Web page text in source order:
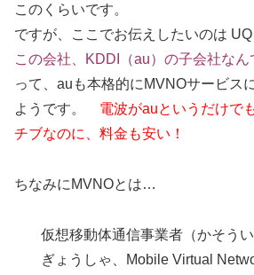
このくらいです。
ですが、ここでお伝えしたいのは
この会社、KDDI（au）の子会社なん
って、auも本格的にMVNOサービス
ようです。 電波がauというだけで
チブなのに、料金も安い！
ちなみにMVNOとは…
仮想移動体通信事業者（かそう
ぎょうしゃ、Mobile Virtual